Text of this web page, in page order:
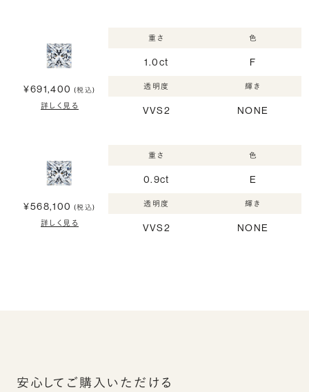
¥691,400 (税込)
詳しく見る
重さ
1.0ct
色
F
透明度
VVS2
輝き
NONE
¥568,100 (税込)
詳しく見る
重さ
0.9ct
色
E
透明度
VVS2
輝き
NONE
安心してご購入いただける